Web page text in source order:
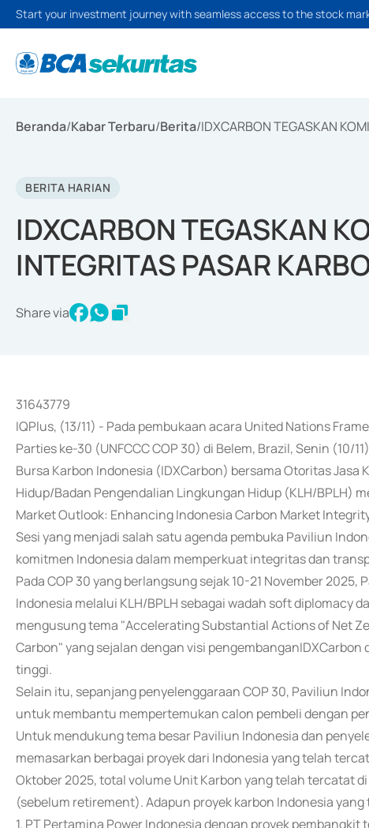
Start your investment journey with seamless access to the stock
Beranda/Kabar Terbaru/Berita/IDXCARBON TEGASKAN
BERITA HARIAN
IDXCARBON TEGASKAN
INTEGRITAS PASAR
Share via
31643779
IQPlus, (13/11) - Pada pembukaan acara United Nations
Parties ke-30 (UNFCCC COP 30) di Belem, Brazil, Senin (10/
Bursa Karbon Indonesia (IDXCarbon) bersama Otoritas
Hidup/Badan Pengendalian Lingkungan Hidup (KLH/BPLH)
Market Outlook: Enhancing Indonesia Carbon Market
Sesi yang menjadi salah satu agenda pembuka Paviliun
komitmen Indonesia dalam memperkuat integritas dan
Pada COP 30 yang berlangsung sejak 10-21 November
Indonesia melalui KLH/BPLH sebagai wadah soft diplomacy
mengusung tema "Accelerating Substantial Actions of Net
Carbon" yang sejalan dengan visi
tinggi.
Selain itu, sepanjang penyelenggaraan COP 30, Paviliun
untuk membantu mempertemukan calon pembeli dengan
Untuk mendukung tema besar Paviliun Indonesia dan
memasarkan berbagai proyek dari Indonesia yang telah
Oktober 2025, total volume Unit Karbon yang telah tercatat
(sebelum retirement). Adapun proyek karbon Indonesia
1. PT Pertamina Power Indonesia dengan proyek